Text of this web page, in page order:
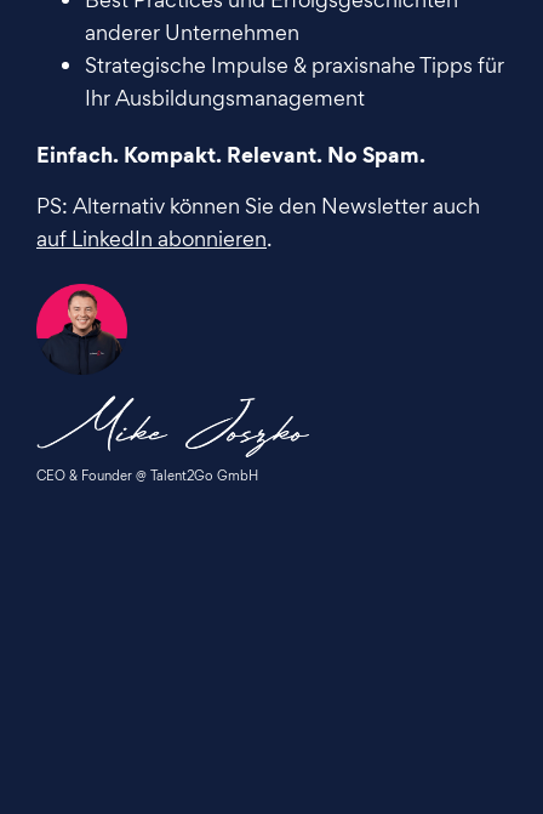
anderer Unternehmen
Strategische Impulse & praxisnahe Tipps für
Ihr Ausbildungsmanagement
Einfach. Kompakt. Relevant. No Spam.
PS: Alternativ können Sie den Newsletter auch
auf LinkedIn abonnieren.
CEO & Founder @ Talent2Go GmbH